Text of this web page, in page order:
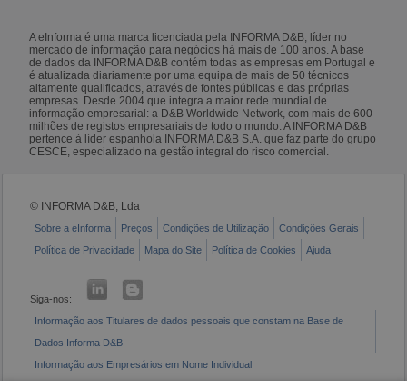
A eInforma é uma marca licenciada pela INFORMA D&B, líder no
mercado de informação para negócios há mais de 100 anos. A base
de dados da INFORMA D&B contém todas as empresas em Portugal e
é atualizada diariamente por uma equipa de mais de 50 técnicos
altamente qualificados, através de fontes públicas e das próprias
empresas. Desde 2004 que integra a maior rede mundial de
informação empresarial: a D&B Worldwide Network, com mais de 600
milhões de registos empresariais de todo o mundo. A INFORMA D&B
pertence à líder espanhola INFORMA D&B S.A. que faz parte do grupo
CESCE, especializado na gestão integral do risco comercial.
© INFORMA D&B, Lda
Sobre a eInforma Preços Condições de Utilização
Condições Gerais
Política de Privacidade
Mapa do Site Política de Cookies Ajuda
Siga-nos:
Informação aos Titulares de dados pessoais que constam na Base de
Dados Informa D&B
Informação aos Empresários em Nome Individual